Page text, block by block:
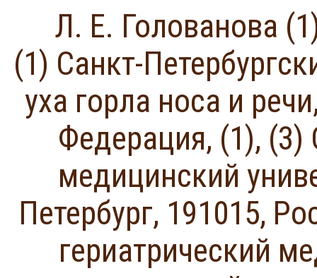
Л. Е. Голованова
(1) Санкт-
уха горла носа и
Федерация, (1),
медицинский
Петербург, 191015,
гериатрический